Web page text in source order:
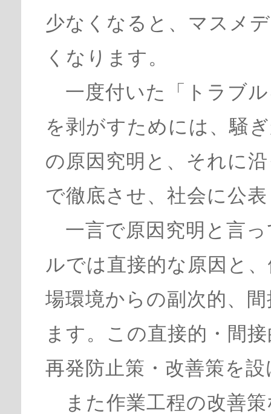
少なくなると、マスメ
くなります。
一度付いた「トラブ
を剥がすためには、騒
の原因究明と、それに
で徹底させ、社会に公
一言で原因究明と言
ルでは直接的な原因と
場環境からの副次的、
ます。この直接的・間
再発防止策・改善策を
また作業工程の改善